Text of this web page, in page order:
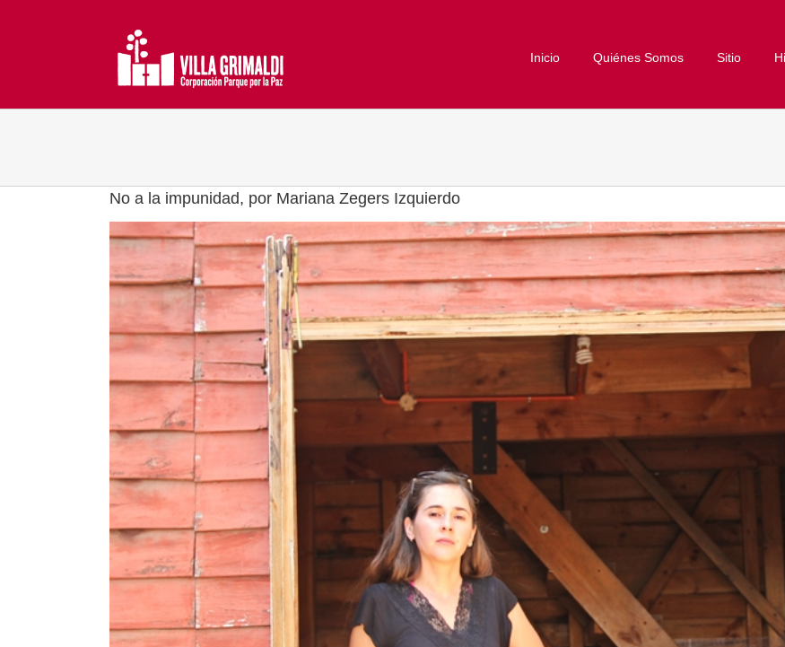
Inicio Quiénes Somos Sitio
No a la impunidad, por Mariana Zegers Izquierdo
Ver
imagen
más